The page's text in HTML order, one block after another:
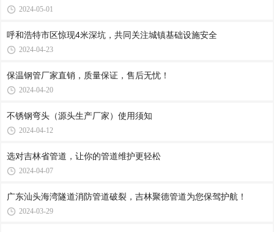
2024-05-01
呼和浩特市区惊现4米深坑，共同关注城镇基础设施安全
2024-04-23
保温钢管厂家直销，质量保证，售后无忧！
2024-04-20
不锈钢弯头（源头生产厂家）使用须知
2024-04-12
选对吉林省管道，让你的管道维护更轻松
2024-04-07
广东汕头海湾隧道消防管道破裂，吉林聚德管道为您保驾护航！
2024-03-29